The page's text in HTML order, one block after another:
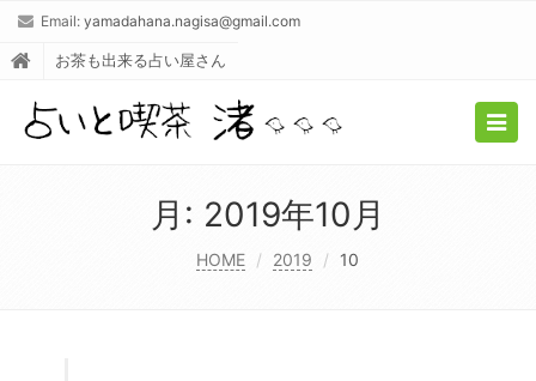
Email: yamadahana.nagisa@gmail.com
お茶も出来る占い屋さん
月: 2019年10月
HOME 2019 10